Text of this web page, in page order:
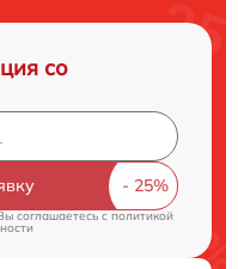
со
соглашаетесь c политикой